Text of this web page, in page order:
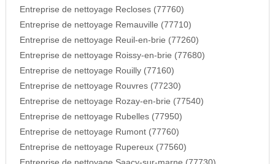
Entreprise de nettoyage Recloses (77760)
Entreprise de nettoyage Remauville (77710)
Entreprise de nettoyage Reuil-en-brie (77260)
Entreprise de nettoyage Roissy-en-brie (77680)
Entreprise de nettoyage Rouilly (77160)
Entreprise de nettoyage Rouvres (77230)
Entreprise de nettoyage Rozay-en-brie (77540)
Entreprise de nettoyage Rubelles (77950)
Entreprise de nettoyage Rumont (77760)
Entreprise de nettoyage Rupereux (77560)